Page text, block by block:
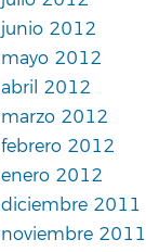
junio 2012
mayo 2012
abril 2012
marzo 2012
febrero 2012
enero 2012
diciembre 2011
noviembre 2011